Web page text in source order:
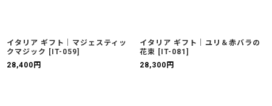
イタリア ギフト｜マジェスティッ
クマジック
[ IT-059]
28,400 円
イタリア ギフト｜ユリ＆赤バラの
花束 [ IT-081 ]
28,300 円